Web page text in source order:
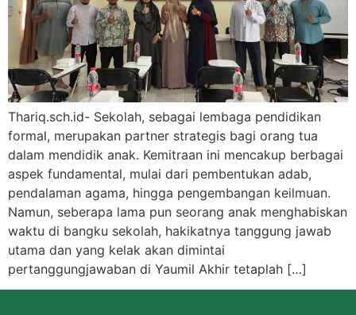
Thariq.sch.id- Sekolah, sebagai lembaga pendidikan
formal, merupakan partner strategis bagi orang tua
dalam mendidik anak. Kemitraan ini mencakup berbagai
aspek fundamental, mulai dari pembentukan adab,
pendalaman agama, hingga pengembangan keilmuan.
Namun, seberapa lama pun seorang anak menghabiskan
waktu di bangku sekolah, hakikatnya tanggung jawab
utama dan yang kelak akan dimintai
pertanggungjawaban di Yaumil Akhir tetaplah […]